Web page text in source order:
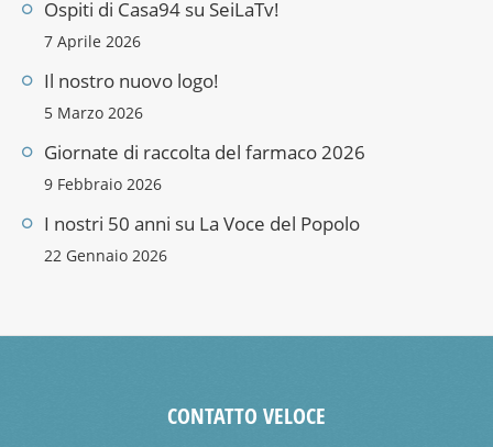
Ospiti di Casa94 su SeiLaTv!
7 Aprile 2026
Il nostro nuovo logo!
5 Marzo 2026
Giornate di raccolta del farmaco 2026
9 Febbraio 2026
I nostri 50 anni su La Voce del Popolo
22 Gennaio 2026
CONTATTO VELOCE